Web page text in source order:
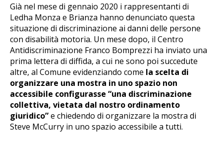
Già nel mese di gennaio 2020 i rappresentanti di
Ledha Monza e Brianza hanno denunciato questa
situazione di discriminazione ai danni delle persone
con disabilità motoria. Un mese dopo, il Centro
Antidiscriminazione Franco Bomprezzi ha inviato una
prima lettera di diffida, a cui ne sono poi succedute
altre, al Comune evidenziando come la scelta di
organizzare una mostra in uno spazio non
accessibile configurasse “una discriminazione
collettiva, vietata dal nostro ordinamento
giuridico”e chiedendo di organizzare la mostra di
Steve McCurry in uno spazio accessibile a tutti.